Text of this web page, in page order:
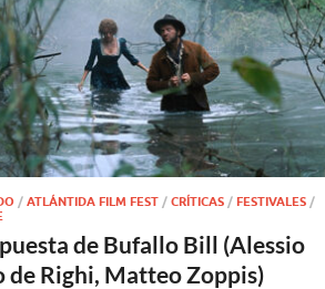
/ATLÁNTIDA FILM FEST /CRÍTICAS /FESTIVALES /
de Bufallo Bill (Alessio
de Righi, Matteo Zoppis)